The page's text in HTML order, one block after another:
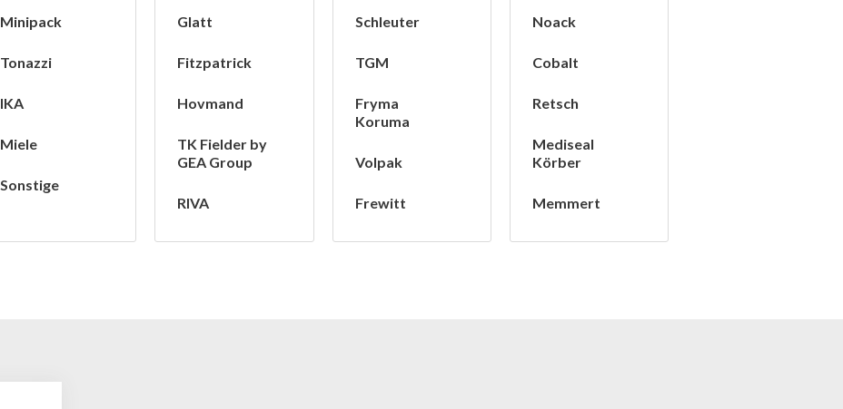
Minipack
Tonazzi
IKA
Miele
Sonstige
Glatt
Fitzpatrick
Hovmand
TK Fielder by
GEA Group
RIVA
Schleuter
TGM
Fryma
Koruma
Volpak
Frewitt
Noack
Cobalt
Retsch
Mediseal
Körber
Memmert